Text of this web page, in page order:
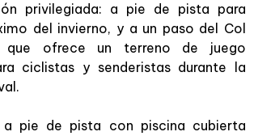
privilegiada: a pie de pista para
del invierno, y a un paso del Col
que ofrece un terreno de juego
ciclistas y senderistas durante la
a pie de pista con piscina cubierta